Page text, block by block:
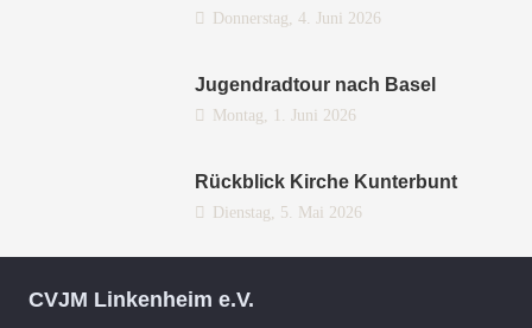
Donnerstag, 4. Juni 2026
Jugendradtour nach Basel
Montag, 1. Juni 2026
Rückblick Kirche Kunterbunt
Dienstag, 5. Mai 2026
CVJM Linkenheim e.V.